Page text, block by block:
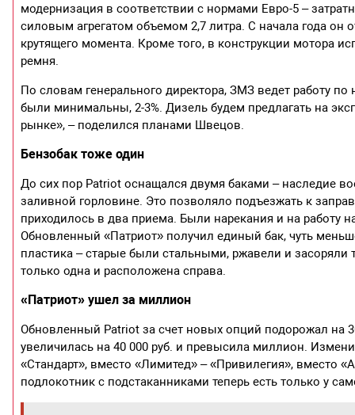
модернизация в соответствии с нормами Евро-5 –
силовым агрегатом объемом 2,7 литра. С начала года он
крутящего момента. Кроме того, в конструкции мотора
ремня.
По словам генерального директора, ЗМЗ ведет работу
были минимальны, 2-3%. Дизель будем предлагать на
рынке», – поделился планами Швецов.
Бензобак тоже один
До сих пор Patriot оснащался двумя баками – наследие
заливной горловине. Это позволяло подъезжать к
приходилось в два приема. Были нарекания и на работу
Обновленный «Патриот» получил единый бак, чуть
пластика – старые были стальными, ржавели и
только одна и расположена справа.
«Патриот» ушел за миллион
Обновленный Patriot за счет новых опций подорожал на
увеличилась на 40 000 руб. и превысила миллион.
«Стандарт», вместо «Лимитед» – «Привилегия», вместо
подлокотник с подстаканниками теперь есть только у